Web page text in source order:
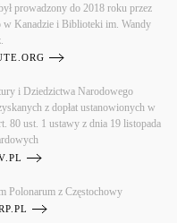
prowadzony do 2018 roku przez
Kanadzie i Biblioteki im. Wandy
i Dziedzictwa Narodowego
z dopłat ustanowionych w
80 ust. 1 ustawy z dnia 19 listopada
Polonarum z Częstochowy